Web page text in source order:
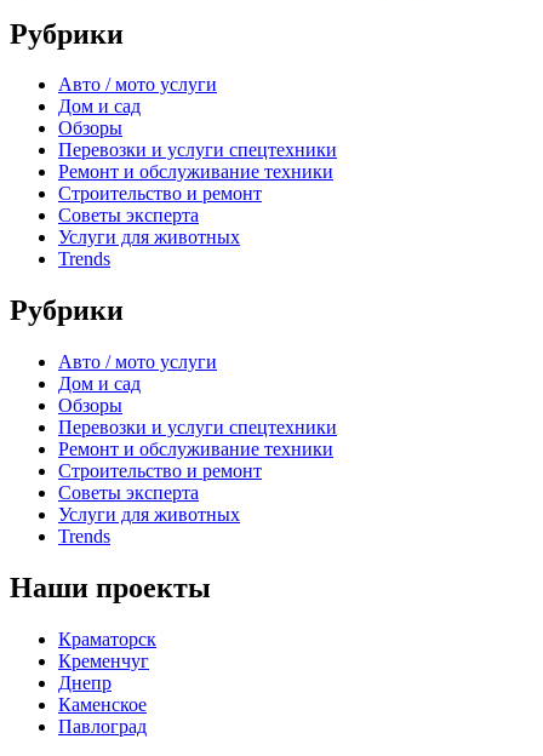
Рубрики
Авто / мото услуги
Дом и сад
Обзоры
Перевозки и услуги спецтехники
Ремонт и обслуживание техники
Строительство и ремонт
Советы эксперта
Услуги для животных
Trends
Рубрики
Авто / мото услуги
Дом и сад
Обзоры
Перевозки и услуги спецтехники
Ремонт и обслуживание техники
Строительство и ремонт
Советы эксперта
Услуги для животных
Trends
Наши проекты
Краматорск
Кременчуг
Днепр
Каменское
Павлоград